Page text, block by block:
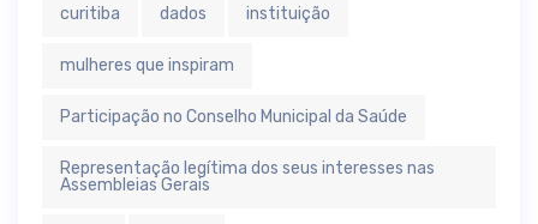
curitiba dados instituição
mulheres que inspiram
Participação no Conselho Municipal da Saúde
Representação legítima dos seus interesses nas
Assembleias Gerais